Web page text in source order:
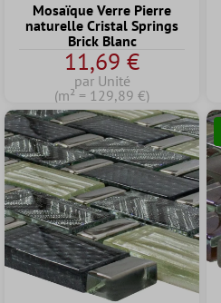
Mosaïque Verre Pierre
naturelle Cristal Springs
Brick Blanc
11,69 €
par Unité
(m² = 129,89 €)